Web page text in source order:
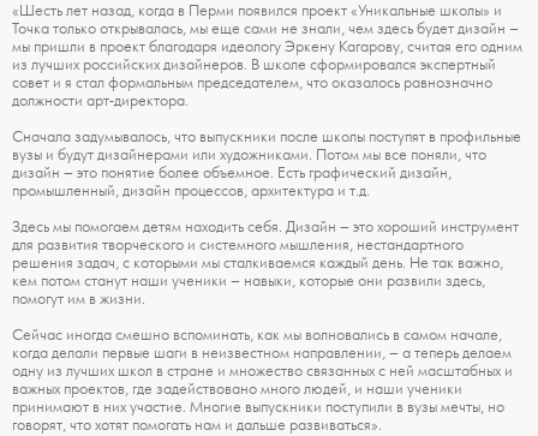
«Шесть лет назад, когда в Перми появился проект «Уникальные школы» и
Точка только открывалась, мы еще сами не знали, чем здесь будет дизайн –
мы пришли в проект благодаря идеологу Эркену Кагарову, считая его одним
из лучших российских дизайнеров. В школе сформировался экспертный
совет и я стал формальным председателем, что оказалось равнозначно
должности арт-директора.
Сначала задумывалось, что выпускники после школы поступят в профильные
вузы и будут дизайнерами или художниками. Потом мы все поняли, что
дизайн – это понятие более объемное. Есть графический дизайн,
промышленный, дизайн процессов, архитектура и т.д.
Здесь мы помогаем детям находить себя. Дизайн – это хороший инструмент
для развития творческого и системного мышления, нестандартного
решения задач, с которыми мы сталкиваемся каждый день. Не так важно,
кем потом станут наши ученики – навыки, которые они развили здесь,
помогут им в жизни.
Сейчас иногда смешно вспоминать, как мы волновались в самом начале,
когда делали первые шаги в неизвестном направлении, – а теперь делаем
одну из лучших школ в стране и множество связанных с ней масштабных и
важных проектов, где задействовано много людей, и наши ученики
принимают в них участие. Многие выпускники поступили в вузы мечты, но
говорят, что хотят помогать нам и дальше развиваться».